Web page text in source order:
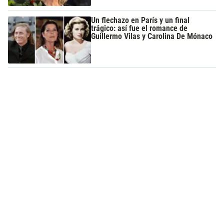
Un flechazo en París y un final
trágico: así fue el romance de
Guillermo Vilas y Carolina De Mónaco